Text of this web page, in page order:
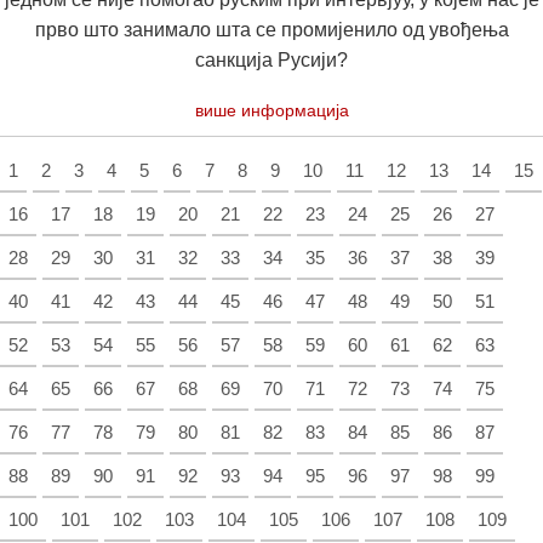
прво што занимало шта се промијенило од увођења
санкција Русији?
више информација
1 2 3 4 5 6 7 8 9 10 11 12 13 14 15
16 17 18 19 20 21 22 23 24 25 26 27
28 29 30 31 32 33 34 35 36 37 38 39
40 41 42 43 44 45 46 47 48 49 50 51
52 53 54 55 56 57 58 59 60 61 62 63
64 65 66 67 68 69 70 71 72 73 74 75
76 77 78 79 80 81 82 83 84 85 86 87
88 89 90 91 92 93 94 95 96 97 98 99
100 101 102 103 104 105 106 107 108 109